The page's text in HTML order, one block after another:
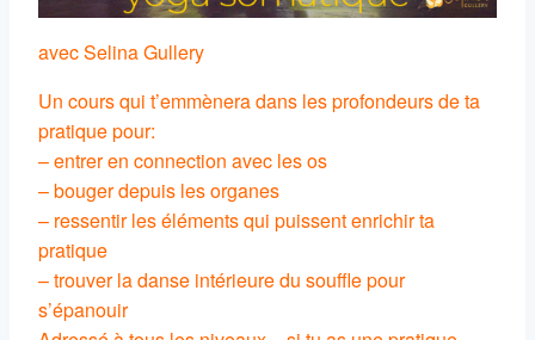
avec Selina Gullery
Un cours qui t’emmènera dans les profondeurs de ta
pratique pour:
– entrer en connection avec les os
– bouger depuis les organes
– ressentir les éléments qui puissent enrichir ta
pratique
– trouver la danse intérieure du souffle pour
s’épanouir